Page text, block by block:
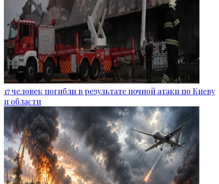
17 человек погибли в результате ночной атаки по Киеву
и области